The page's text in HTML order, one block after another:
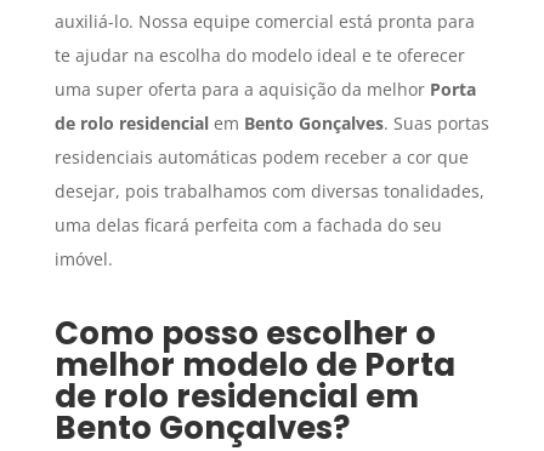
auxiliá-lo. Nossa equipe comercial está pronta para
te ajudar na escolha do modelo ideal e te oferecer
uma super oferta para a aquisição da melhor Porta
de rolo residencialem Bento Gonçalves. Suas portas
residenciais automáticas podem receber a cor que
desejar, pois trabalhamos com diversas tonalidades,
uma delas ficará perfeita com a fachada do seu
imóvel.
Como posso escolher o
melhor modelo de Porta
de rolo residencial em
Bento Gonçalves?